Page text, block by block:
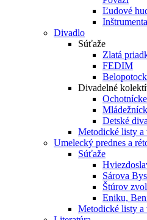
Ľudové
Divadlo
Súťaže
Zlatá
FEDIM
Divadelné
Detské
Metodické listy a
Umelecký prednes a
Súťaže
Sárova
Štúrov
Eniku,
Metodické listy a